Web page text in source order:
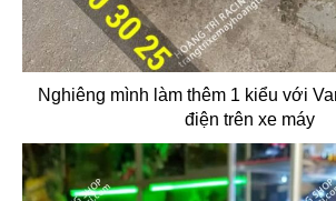
Nghiêng mình làm thêm 1 kiểu với
điện trên xe máy